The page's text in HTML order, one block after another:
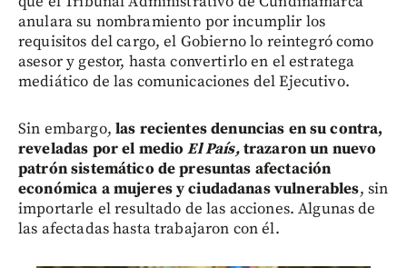
anulara su nombramiento por incumplir los
requisitos del cargo, el Gobierno lo reintegró como
asesor y gestor, hasta convertirlo en el estratega
mediático de las comunicaciones del Ejecutivo.
Sin embargo, las recientes denuncias en su contra,
reveladas por el medioEl País,trazaron un nuevo
patrón sistemático de presuntas afectación
económica a mujeres y ciudadanas vulnerables, sin
importarle el resultado de las acciones. Algunas de
las afectadas hasta trabajaron con él.